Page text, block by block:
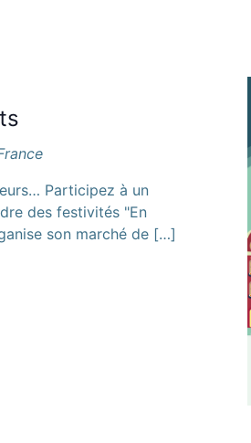
Participez à un
des festivités "En
son marché de […]